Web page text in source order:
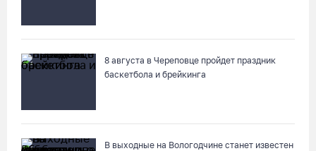
8 августа в Череповце пройдет праздник
баскетбола и брейкинга
В выходные на Вологодчине станет известен